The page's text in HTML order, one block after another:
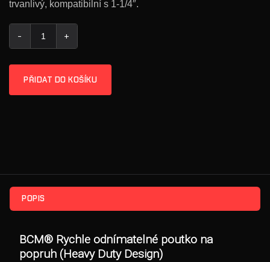
trvanlivý, kompatibilní s 1-1/4″.
PŘIDAT DO KOŠÍKU
POPIS
BCM® Rychle odnímatelné poutko na
popruh (Heavy Duty Design)